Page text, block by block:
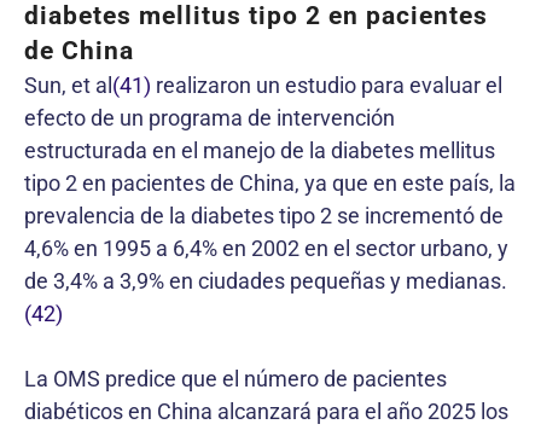
diabetes mellitus tipo 2 en pacientes
de China
Sun, et al (41) realizaron un estudio para evaluar el
efecto de un programa de intervención
estructurada en el manejo de la diabetes mellitus
tipo 2 en pacientes de China, ya que en este país, la
prevalencia de la diabetes tipo 2 se incrementó de
4,6% en 1995 a 6,4% en 2002 en el sector urbano, y
de 3,4% a 3,9% en ciudades pequeñas y medianas.
(42)
La OMS predice que el número de pacientes
diabéticos en China alcanzará para el año 2025 los